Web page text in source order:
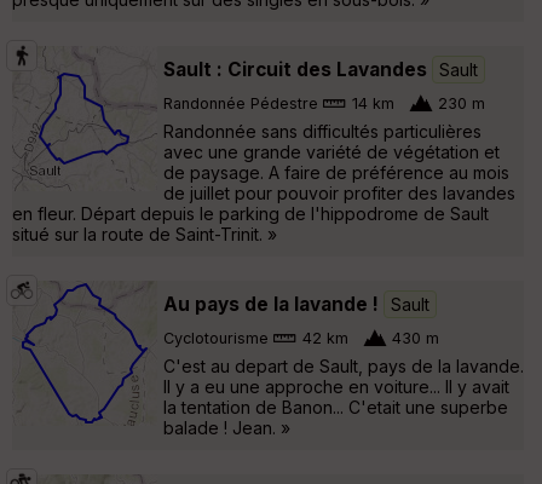
Sault : Circuit des Lavandes Sault
Randonnée Pédestre 14 km 230 m
Randonnée sans difficultés particulières
avec une grande variété de végétation et
de paysage. A faire de préférence au mois
de juillet pour pouvoir profiter des lavandes
en fleur. Départ depuis le parking de l'hippodrome de Sault
situé sur la route de Saint-Trinit. »
Au pays de la lavande ! Sault
Cyclotourisme 42 km 430 m
C'est au depart de Sault, pays de la lavande.
Il y a eu une approche en voiture... Il y avait
la tentation de Banon... C'etait une superbe
balade ! Jean. »